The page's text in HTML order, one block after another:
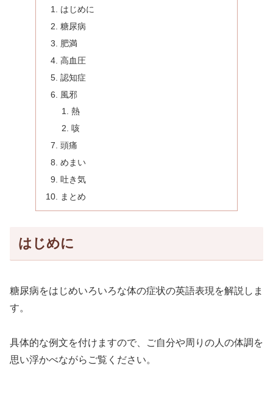
はじめに
糖尿病
肥満
高血圧
認知症
風邪
熱
咳
頭痛
めまい
吐き気
まとめ
はじめに
糖尿病をはじめいろいろな体の症状の英語表現を解説しま
す。
具体的な例文を付けますので、ご自分や周りの人の体調を
思い浮かべながらご覧ください。